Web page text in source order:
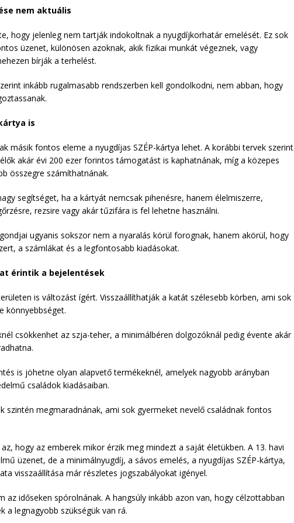
nem aktuális
hogy jelenleg nem tartják indokoltnak a nyugdíjkorhatár emelését. Ez sok
üzenet, különösen azoknak, akik fizikai munkát végeznek, vagy
bírják a terhelést.
inkább rugalmasabb rendszerben kell gondolkodni, nem abban, hogy
is
másik fontos eleme a nyugdíjas SZÉP-kártya lehet. A korábbi tervek szerint
akár évi 200 ezer forintos támogatást is kaphatnának, míg a közepes
összegre számíthatnának.
segítséget, ha a kártyát nemcsak pihenésre, hanem élelmiszerre,
rezsire vagy akár tűzifára is fel lehetne használni.
ugyanis sokszor nem a nyaralás körül forognak, hanem akörül, hogy
a számlákat és a legfontosabb kiadásokat.
érintik a bejelentések
is változást ígért. Visszaállíthatják a katát szélesebb körben, ami sok
könnyebbséget.
csökkenhet az szja-teher, a minimálbéren dolgozóknál pedig évente akár
is jöhetne olyan alapvető termékeknél, amelyek nagyobb arányban
családok kiadásaiban.
szintén megmaradnának, ami sok gyermeket nevelő családnak fontos
hogy az emberek mikor érzik meg mindezt a saját életükben. A 13. havi
üzenet, de a minimálnyugdíj, a sávos emelés, a nyugdíjas SZÉP-kártya,
visszaállítása már részletes jogszabályokat igényel.
az időseken spórolnának. A hangsúly inkább azon van, hogy célzottabban
a legnagyobb szükségük van rá.